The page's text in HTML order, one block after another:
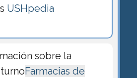
USHpedia
sobre la
Farmacias de